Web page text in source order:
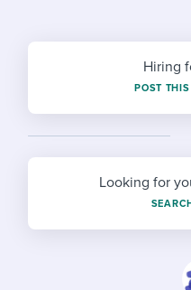
Step-
Free
Pay
Hiring
POST THIS
Looking for